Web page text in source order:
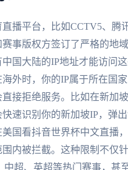
直播平台，比如CCTV5、腾
事版权方签订了严格的地
国大陆的IP地址才能访问
海外时，你的IP属于所在国
接拒绝服务。比如在新加
速识别你的新加坡IP，弹
美国看抖音世界杯中文直播
围内被拦截。这种限制不仅
中超、英超等热门赛事，甚